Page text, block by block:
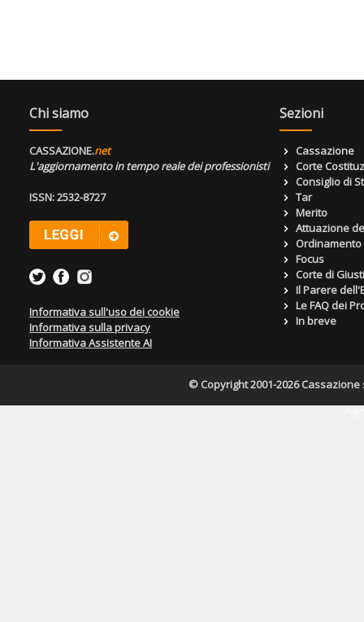
Chi siamo
CASSAZIONE.net
L'aggiornamento in tempo reale dei professionisti
ISSN: 2532-8727
Informativa sull'uso dei cookie
Informativa sulla privacy
Informativa Assistente AI
Sezioni
Cassazione
Corte
Consiglio di
Tar
Merito
Attuazione
Focus
Corte di
Il Parere
Le FAQ dei
In breve
© Copyright 2001-2026 Cassazione